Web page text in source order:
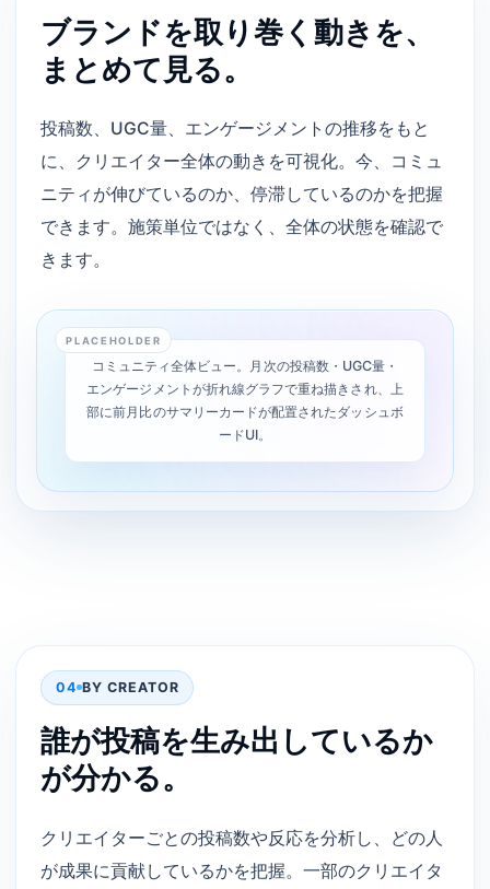
ブランドを取り巻く動きを、
まとめて見る。
投稿数、UGC量、エンゲージメントの推移をもと
に、クリエイター全体の動きを可視化。今、コミュ
ニティが伸びているのか、停滞しているのかを把握
できます。施策単位ではなく、全体の状態を確認で
きます。
PLACEHOLDER
コミュニティ全体ビュー。月次の投稿数・UGC量・
エンゲージメントが折れ線グラフで重ね描きされ、上
部に前月比のサマリーカードが配置されたダッシュボ
ードUI。
04 BY CREATOR
誰が投稿を生み出しているか
が分かる。
クリエイターごとの投稿数や反応を分析し、どの人
が成果に貢献しているかを把握。一部のクリエイタ